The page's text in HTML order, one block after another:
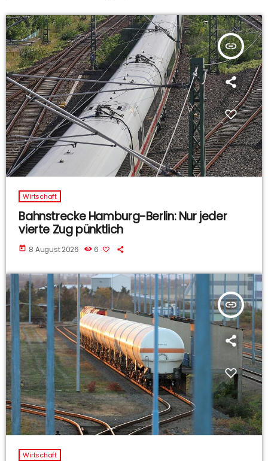
insert_link
Wirtschaft
Bahnstrecke Hamburg-Berlin: Nur jeder
vierte Zug pünktlich
today 8 August 2026 6
insert_link
Wirtschaft